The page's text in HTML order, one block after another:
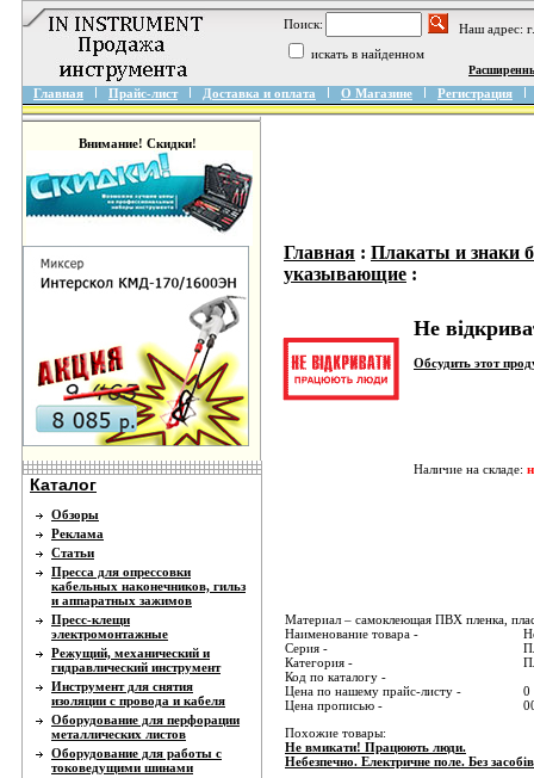
Поиск:
Наш адрес:
искать в найденном
Главная Прайс-лист Доставка и оплата О Магазине Регистрация
Внимание! Скидки!
Каталог
Обзоры
Реклама
Статьи
Пресса для опрессовки
кабельных наконечников, гильз
и аппаратных зажимов
Пресс-клещи
электромонтажные
Режущий, механический и
гидравлический инструмент
Инструмент для снятия
изоляции с провода и кабеля
Оборудование для перфорации
металлических листов
Оборудование для работы с
токоведущими шинами
Главная : Плакаты и знаки
указывающие :
Не
Обсудить этот
Наличие на складе:
Материал – самоклеющая ПВХ пленка,
Наименование товара -
Серия -
Категория -
Код по каталогу -
Цена по нашему прайс-листу -
0
Цена прописью -
Похожие товары:
Не вмикати! Працюють люди.
Небезпечно. Електричне поле. Без